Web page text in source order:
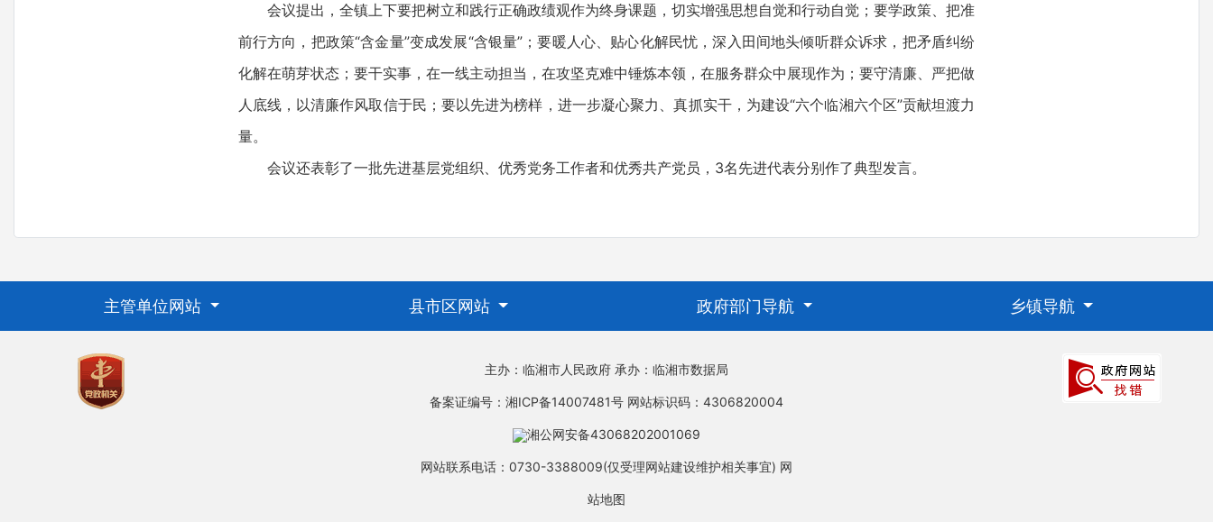
会议提出，全镇上下要把树立和践行正确政绩观作为终身课题，切实增强思想自觉和行动自觉；要学政策、把准
前行方向，把政策“含金量”变成发展“含银量”；要暖人心、贴心化解民忧，深入田间地头倾听群众诉求，把矛盾纠纷
化解在萌芽状态；要干实事，在一线主动担当，在攻坚克难中锤炼本领，在服务群众中展现作为；要守清廉、严把做
人底线，以清廉作风取信于民；要以先进为榜样，进一步凝心聚力、真抓实干，为建设“六个临湘六个区”贡献坦渡力
量。
会议还表彰了一批先进基层党组织、优秀党务工作者和优秀共产党员，3名先进代表分别作了典型发言。
主管单位网站 县市区网站 政府部门导航 乡镇导航
主办：临湘市人民政府 承办：临湘市数据局
备案证编号：湘ICP备14007481号 网站标识码：4306820004
湘公网安备43068202001069
网站联系电话：0730-3388009(仅受理网站建设维护相关事宜) 网
站地图